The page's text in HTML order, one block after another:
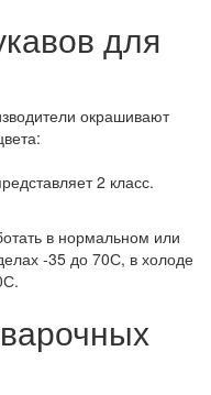
для
окрашивают
2 класс.
в нормальном или
-35 до 70С, в холоде